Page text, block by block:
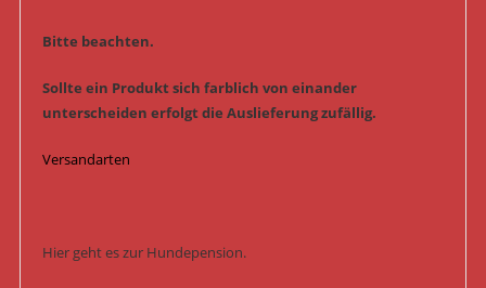
Bitte beachten.
Sollte ein Produkt sich farblich von einander
unterscheiden erfolgt die Auslieferung zufällig.
Versandarten
Hier geht es zur Hundepension.